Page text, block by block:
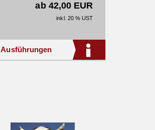
ab 42,00 EUR
inkl. 20 % UST
Ausführungen